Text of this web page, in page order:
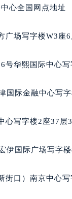
放大道686号世
山路111号万象
路6号华润大厦B
安大路727号中
京路928号同德
关正街88号华侨
华东道100号万
心全国网点地址
广场写字楼W3座6
号华熙国际中心
国际金融中心写
心写字楼2座37层
伊国际广场写字
街口）南京中心